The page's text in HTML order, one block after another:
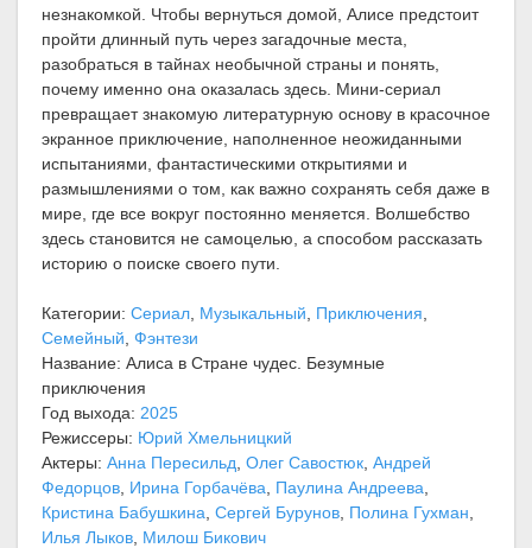
незнакомкой. Чтобы вернуться домой, Алисе предстоит
пройти длинный путь через загадочные места,
разобраться в тайнах необычной страны и понять,
почему именно она оказалась здесь. Мини-сериал
превращает знакомую литературную основу в красочное
экранное приключение, наполненное неожиданными
испытаниями, фантастическими открытиями и
размышлениями о том, как важно сохранять себя даже в
мире, где все вокруг постоянно меняется. Волшебство
здесь становится не самоцелью, а способом рассказать
историю о поиске своего пути.
Категории: Сериал Музыкальный Приключения
Семейный Фэнтези
Название: Алиса в Стране чудес. Безумные
приключения
Год выхода: 2025
Режиссеры: Юрий Хмельницкий
Актеры: Анна Пересильд Олег Савостюк Андрей
Федорцов Ирина Горбачёва Паулина Андреева
Кристина Бабушкина Сергей Бурунов Полина Гухман
Илья Лыков Милош Бикович